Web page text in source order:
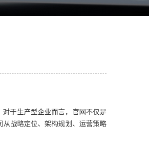
于生产型企业而言，官网不仅是
从战略定位、架构规划、运营策略